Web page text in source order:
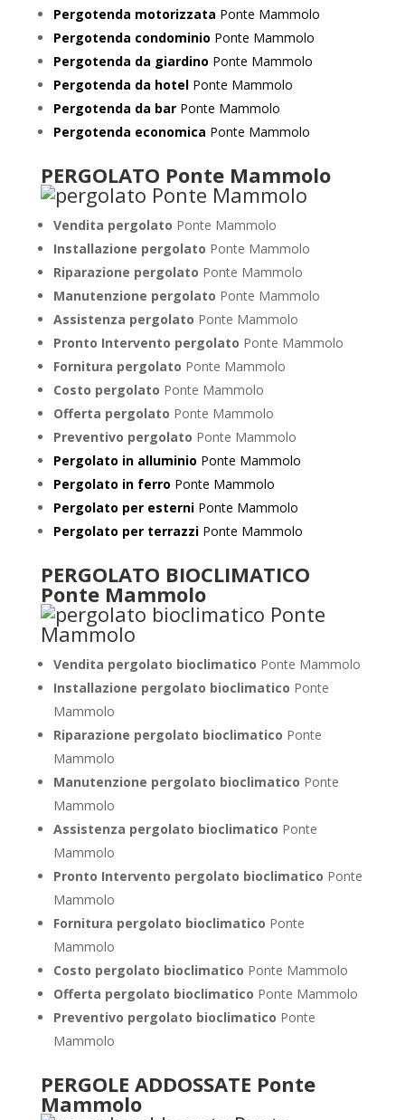
Pergotenda motorizzata Ponte Mammolo
Pergotenda condominio Ponte Mammolo
Pergotenda da giardino Ponte Mammolo
Pergotenda da hotelPonte Mammolo
Pergotenda da barPonte Mammolo
Pergotenda economica Ponte Mammolo
PERGOLATO Ponte Mammolo
Vendita pergolato Ponte Mammolo
Installazione pergolato Ponte Mammolo
Riparazione pergolato Ponte Mammolo
Manutenzione pergolato Ponte Mammolo
Assistenza pergolato Ponte Mammolo
Pronto Intervento pergolato Ponte Mammolo
Fornitura pergolato Ponte Mammolo
Costo pergolato Ponte Mammolo
Offerta pergolato Ponte Mammolo
Preventivo pergolato Ponte Mammolo
Pergolato in alluminio Ponte Mammolo
Pergolato in ferro Ponte Mammolo
Pergolato per esterniPonte Mammolo
Pergolato per terrazziPonte Mammolo
PERGOLATO BIOCLIMATICO
Ponte Mammolo
Vendita pergolato bioclimatico Ponte Mammolo
Installazione pergolato bioclimatico Ponte
Mammolo
Riparazione pergolato bioclimatico Ponte
Mammolo
Manutenzione pergolato bioclimatico Ponte
Mammolo
Assistenza pergolato bioclimatico Ponte
Mammolo
Pronto Intervento pergolato bioclimatico Ponte
Mammolo
Fornitura pergolato bioclimatico Ponte
Mammolo
Costo pergolato bioclimatico Ponte Mammolo
Offerta pergolato bioclimatico Ponte Mammolo
Preventivo pergolato bioclimatico Ponte
Mammolo
PERGOLE ADDOSSATE Ponte
Mammolo